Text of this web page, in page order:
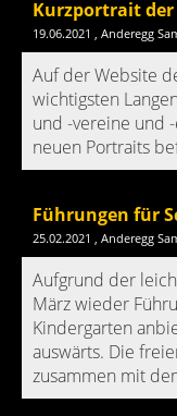
19.06.2021 , Anderegg
Auf der Website
wichtigsten
und -vereine und
neuen Portraits
25.02.2021 , Anderegg
Aufgrund der
März wieder
Kindergarten
auswärts. Die
zusammen mit